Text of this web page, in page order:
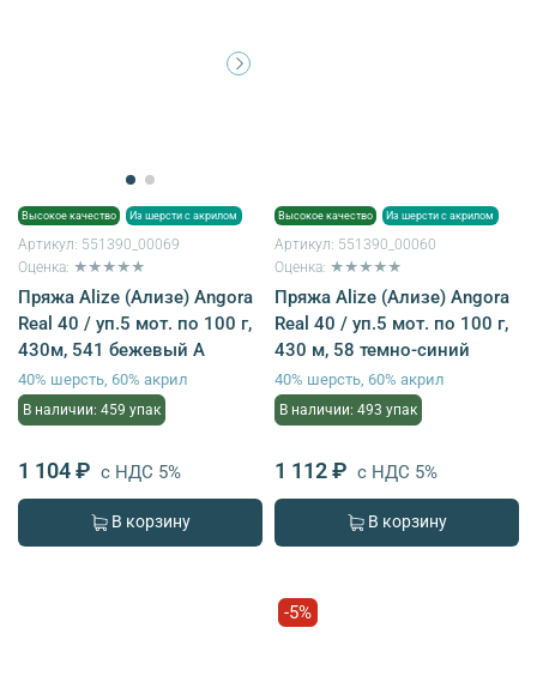
Высокое качество Из шерсти с акрилом
Артикул: 551390_00069
Оценка: ★★★★★
Пряжа Alize (Ализе) Angora
Real 40 / уп.5 мот. по 100 г,
430м, 541 бежевый A
40% шерсть, 60% акрил
В наличии: 459 упак
1 104 ₽ с НДС 5%
В корзину
Высокое качество Из шерсти с акрилом
Артикул: 551390_00060
Оценка: ★★★★★
Пряжа Alize (Ализе) Angora
Real 40 / уп.5 мот. по 100 г,
430 м, 58 темно-синий
40% шерсть, 60% акрил
В наличии: 493 упак
1 112 ₽ с НДС 5%
В корзину
-5%